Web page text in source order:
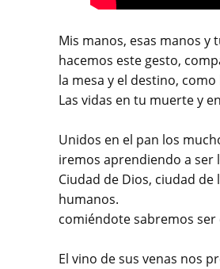
Mis manos, esas manos y
hacemos este gesto,
la mesa y el destino,
Las vidas en tu muerte y
Unidos en el pan los
iremos aprendiendo a ser
Ciudad de Dios, ciudad de
humanos.
comiéndote sabremos ser
El vino de sus venas nos